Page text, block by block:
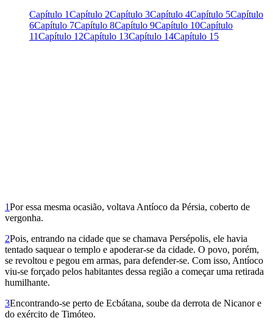
Capítulo 1Capítulo 2Capítulo 3Capítulo 4Capítulo 5Capítulo
6Capítulo 7Capítulo 8Capítulo 9Capítulo 10Capítulo
11Capítulo 12Capítulo 13Capítulo 14Capítulo 15
1Por essa mesma ocasião, voltava Antíoco da Pérsia, coberto de
vergonha.
2Pois, entrando na cidade que se chamava Persépolis, ele havia
tentado saquear o templo e apoderar-se da cidade. O povo, porém,
se revoltou e pegou em armas, para defender-se. Com isso, Antíoco
viu-se forçado pelos habitantes dessa região a começar uma retirada
humilhante.
3Encontrando-se perto de Ecbátana, soube da derrota de Nicanor e
do exército de Timóteo.